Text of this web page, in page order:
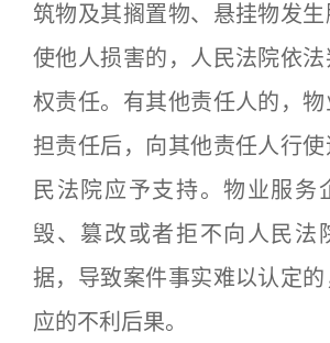
筑物及其搁置物、悬挂物发
使他人损害的，人民法院依
权责任。有其他责任人的，
担责任后，向其他责任人行
民法院应予支持。物业服务
毁、篡改或者拒不向人民法
据，导致案件事实难以认定
应的不利后果。